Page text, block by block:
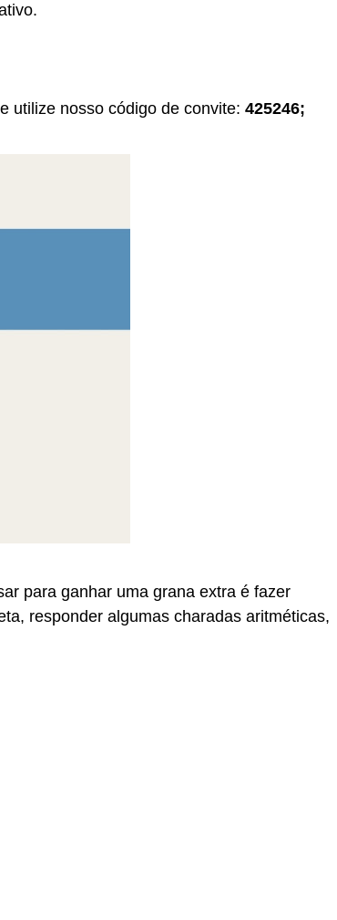
utilize nosso código de convite: 425246;
para ganhar uma grana extra é fazer
responder algumas charadas aritméticas,